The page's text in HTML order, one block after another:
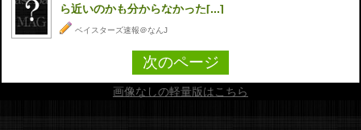
ら近いのかも分からなかった[...]
ベイスターズ速報＠なんJ
次のページ
画像なしの軽量版はこちら